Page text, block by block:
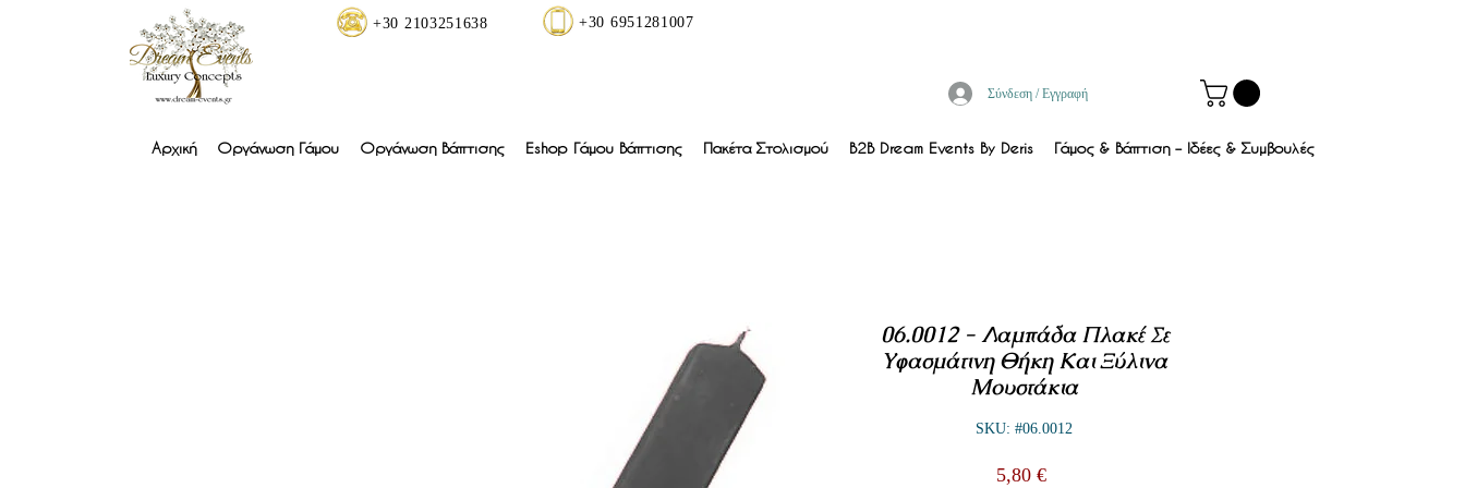
+30 2103251638 +30 6951281007
Σύνδεση / Εγγραφή
Αρχική Οργάνωση Γάμου Οργάνωση Βάπτισης Eshop Γάμου Βάπτισης Πακέτα Στολισμού B2B Dream Events By Deris Γάμος & Βάπτιση – Ιδέες & Συμβουλές
06.0012 - Λαμπάδα Πλακέ Σε
Υφασμάτινη Θήκη Και Ξύλινα
Μουστάκια
SKU: #06.0012
5,80 €Τιμή